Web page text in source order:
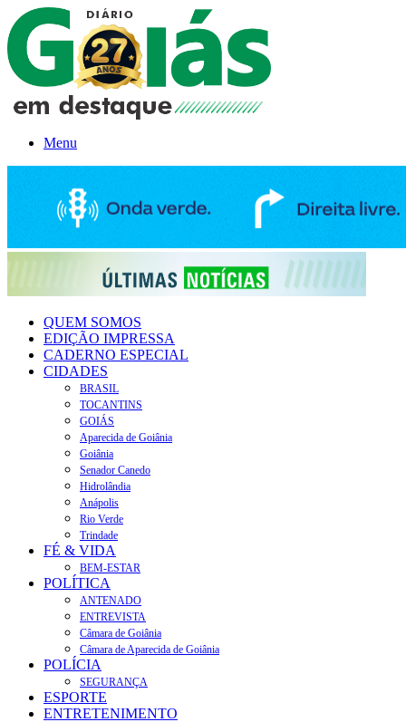
Menu
QUEM SOMOS
EDIÇÃO IMPRESSA
CADERNO ESPECIAL
CIDADES
BRASIL
TOCANTINS
GOIÁS
Aparecida de Goiânia
Goiânia
Senador Canedo
Hidrolândia
Anápolis
Rio Verde
Trindade
FÉ & VIDA
BEM-ESTAR
POLÍTICA
ANTENADO
ENTREVISTA
Câmara de Goiânia
Câmara de Aparecida de Goiânia
POLÍCIA
SEGURANÇA
ESPORTE
ENTRETENIMENTO